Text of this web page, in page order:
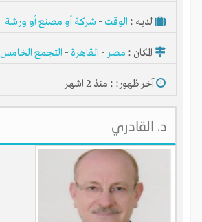
لديـه : الوقت - شركة أو مصنع أو ورشة
المكان : مصر- القاهرة - التجمع الخامس
آخر ظهور: : منذ 2 اشهر
د. القادري